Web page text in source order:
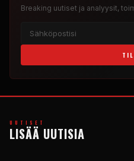
Breaking uutiset ja analyysit,
UUTISET
LISÄÄ UUTISIA